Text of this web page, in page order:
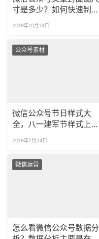
寸是多少？如何快速制作
2019年10月18日
公众号素材
微信公众号节日样式大
全，八一建军节样式上新
2019年7月24日
微信运营
怎么看微信公众号数据分